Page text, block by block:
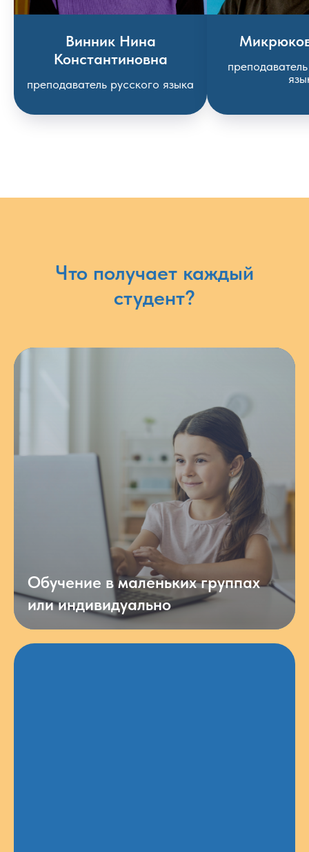
Винник Нина
Константиновна
преподаватель русского языка
Что получает каждый
студент?
Обучение в маленьких группах
или индивидуально